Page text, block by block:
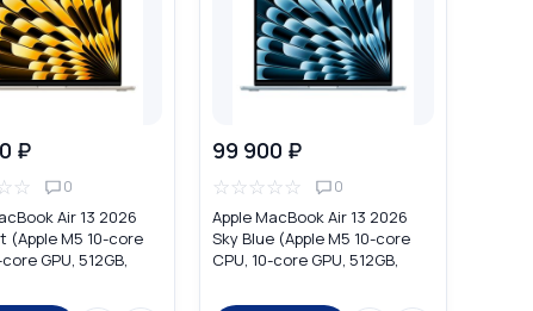
₽
☆ 0
Air 13 2026
(Apple M5 10-core
GPU, 512GB,
99 900 ₽
☆☆☆☆☆ 0
Apple MacBook Air 13 2026
Sky Blue (Apple M5 10-core
CPU, 10-core GPU, 512GB,